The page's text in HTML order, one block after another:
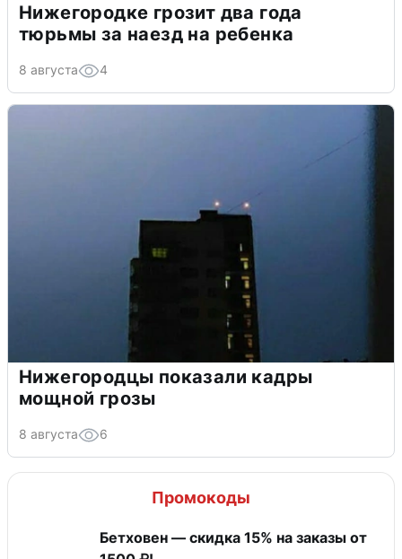
Нижегородке грозит два года
тюрьмы за наезд на ребенка
8 августа 4
Нижегородцы показали кадры
мощной грозы
8 августа 6
Промокоды
Бетховен — скидка 15% на заказы от